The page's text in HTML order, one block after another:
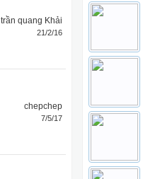
trần quang Khải
21/2/16
chepchep
7/5/17